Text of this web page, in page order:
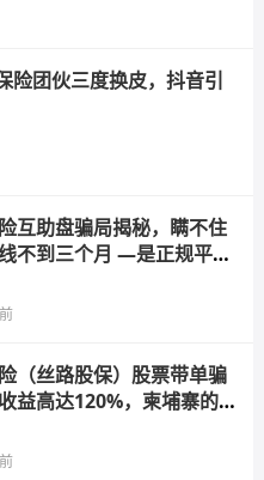
险团伙三度换皮，抖音引
互助盘骗局揭秘，瞒不住
不到三个月 —是正规平台
（丝路股保）股票带单骗
益高达120%，柬埔寨的杀